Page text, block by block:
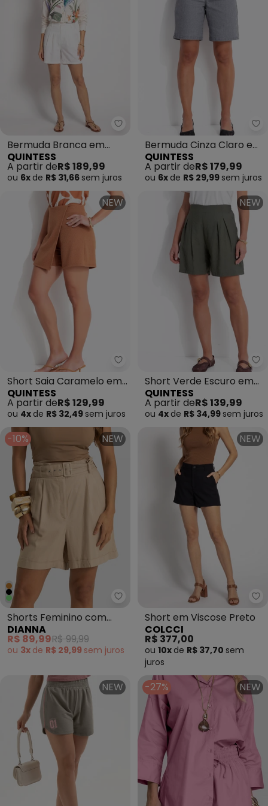
Quintess - Bermuda Branca
Bermuda Branca em
Alfaiataria Sarjada
QUINTESS
A partir deR$ 189,99
ou 6x de R$ 31,66 sem juros
Bermuda Cinza Claro em
Sarja
QUINTESS
A partir deR$ 179,99
ou 6x de R$ 29,99 sem juros
NEW
Quintess - Short Saia
Short Saia Caramelo em
Malha Tweed
QUINTESS
A partir deR$ 129,99
ou 4x de R$ 32,49 sem juros
NEW
Short Verde Escuro em
Tecido de Alfaiataria
QUINTESS
A partir deR$ 139,99
ou 4x de R$ 34,99 sem juros
-10% NEW
Dianna - Shorts Feminino com
Shorts Feminino com
Cinto Viscolinho Marrom
DIANNA
R$ 89,99R$ 99,99
ou 3x de R$ 29,99 sem juros
NEW
Short em Viscose Preto
COLCCI
R$ 377,00
ou 10x de R$ 37,70 sem
juros
NEW -27% NEW